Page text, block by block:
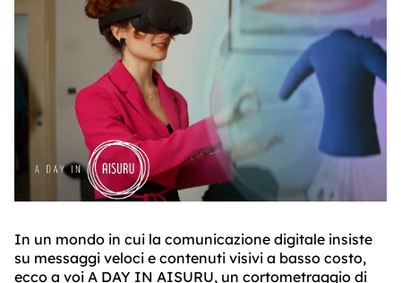
ABOUT
TRUST
CENTER
In un mondo in cui la comunicazione digitale insiste
su messaggi veloci e contenuti visivi a basso costo,
ecco a voi A DAY IN AISURU, un cortometraggio di